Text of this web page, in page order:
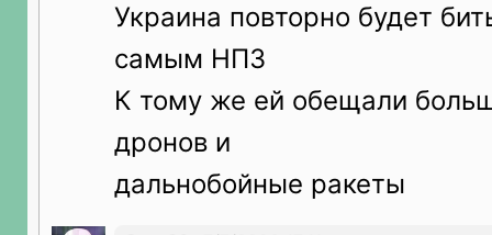
Украина повторно будет
самым НПЗ
К тому же ей обещали
дронов и
дальнобойные ракеты